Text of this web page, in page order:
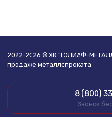
2022-2026 © ХК "ГОЛИАФ-
продаже металлопроката
8 (800)
Звонок